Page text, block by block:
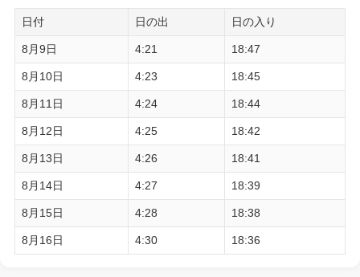
日付 日の出 日の入り
8月9日 4:21 18:47
8月10日 4:23 18:45
8月11日 4:24 18:44
8月12日 4:25 18:42
8月13日 4:26 18:41
8月14日 4:27 18:39
8月15日 4:28 18:38
8月16日 4:30 18:36